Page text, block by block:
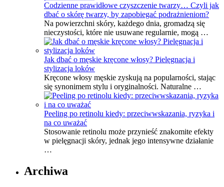
Codzienne prawidłowe czyszczenie twarzy… Czyli jak
dbać o skórę twarzy, by zapobiegać podrażnieniom?
Na powierzchni skóry, każdego dnia, gromadzą się
nieczystości, które nie usuwane regularnie, mogą …
Jak dbać o męskie kręcone włosy? Pielęgnacja i
stylizacja loków
Kręcone włosy męskie zyskują na popularności, stając
się synonimem stylu i oryginalności. Naturalne …
Peeling po retinolu kiedy: przeciwwskazania, ryzyka i
na co uważać
Stosowanie retinolu może przynieść znakomite efekty
w pielęgnacji skóry, jednak jego intensywne działanie
…
Archiwa